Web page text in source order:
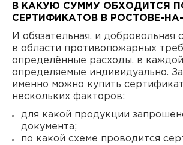
В КАКУЮ СУММУ ОБХОДИТСЯ
СЕРТИФИКАТОВ В РОСТОВЕ-
И обязательная, и добровольная
в области противопожарных
определённые расходы, в
определяемые индивидуально.
именно можно купить
нескольких факторов:
для какой продукции
документа;
по какой схеме проводится